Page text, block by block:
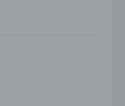
Fall in